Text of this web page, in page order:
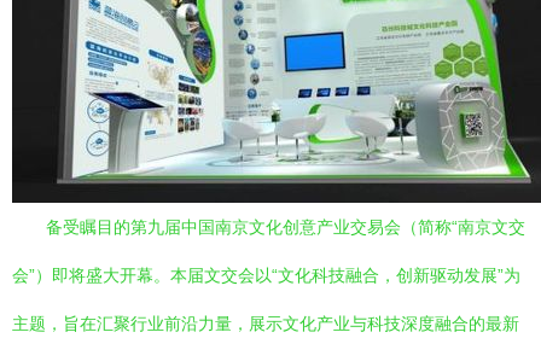
备受瞩目的第九届中国南京文化创意产业交易会（简称“南京文交
会”）即将盛大开幕。本届文交会以“文化科技融合，创新驱动发展”为
主题，旨在汇聚行业前沿力量，展示文化产业与科技深度融合的最新